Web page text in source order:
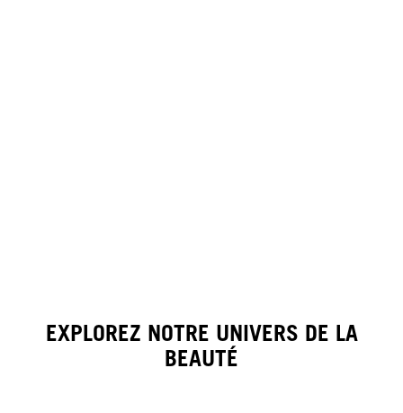
EXPLOREZ NOTRE UNIVERS DE LA
BEAUTÉ